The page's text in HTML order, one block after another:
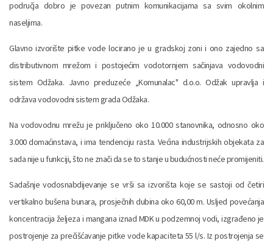
područja dobro je povezan putnim komunikacijama sa svim okolnim
naseljima.
Glavno izvorište pitke vode locirano je u gradskoj zoni i ono zajedno sa
distributivnom mrežom i postojećim vodotornjem sačinjava vodovodni
sistem Odžaka. Javno preduzeće „Komunalac" d.o.o. Odžak upravlja i
održava vodovodni sistem grada Odžaka.
Na vodovodnu mrežu je priključeno oko 10.000 stanovnika, odnosno oko
3.000 domaćinstava, i ima tendenciju rasta. Većina industrijskih objekata za
sada nije u funkciji, što ne znači da se to stanje u budućnosti neće promijeniti.
Sadašnje vodosnabdijevanje se vrši sa izvorišta koje se sastoji od četiri
vertikalno bušena bunara, prosječnih dubina oko 60,00 m. Usljed povećanja
koncentracija željeza i mangana iznad MDK u podzemnoj vodi, izgrađeno je
postrojenje za prečišćavanje pitke vode kapaciteta 55 l/s. Iz postrojenja se